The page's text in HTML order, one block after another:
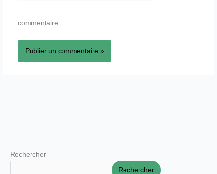
commentaire.
Rechercher
Rechercher